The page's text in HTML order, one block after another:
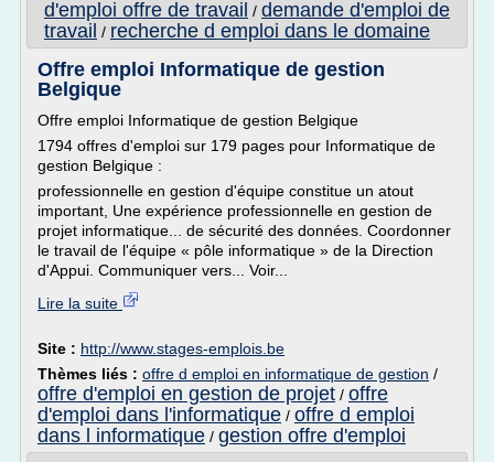
d'emploi offre de travail / demande d'emploi de
travail / recherche d emploi dans le domaine
Offre emploi Informatique de gestion
Belgique
Offre emploi Informatique de gestion Belgique
1794 offres d'emploi sur 179 pages pour Informatique de
gestion Belgique :
professionnelle en gestion d'équipe constitue un atout
important, Une expérience professionnelle en gestion de
projet informatique... de sécurité des données. Coordonner
le travail de l'équipe « pôle informatique » de la Direction
d'Appui. Communiquer vers... Voir...
Lire la suite
Site : http://www.stages-emplois.be
Thèmes liés : offre d emploi en informatique de gestion /
offre d'emploi en gestion de projet / offre
d'emploi dans l'informatique / offre d emploi
dans l informatique / gestion offre d'emploi